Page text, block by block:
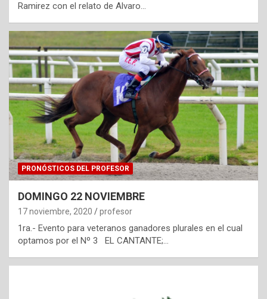
Ramirez con el relato de Alvaro…
PRONÓSTICOS DEL PROFESOR
DOMINGO 22 NOVIEMBRE
17 noviembre, 2020 profesor
1ra.- Evento para veteranos ganadores plurales en el cual
optamos por el Nº 3 EL CANTANTE;…